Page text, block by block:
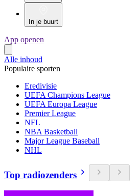
In je buurt
App openen
Alle inhoud
Populaire sporten
Eredivisie
UEFA Champions League
UEFA Europa League
Premier League
NFL
NBA Basketball
Major League Baseball
NHL
Top radiozenders